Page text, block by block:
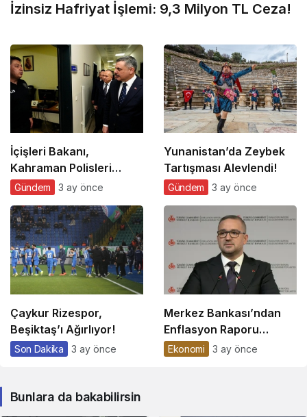
İzinsiz Hafriyat İşlemi: 9,3 Milyon TL Ceza!
İçişleri Bakanı,
Kahraman Polisleri
Ziyaret Etti
Gündem 3 ay önce
Yunanistan’da Zeybek
Tartışması Alevlendi!
Gündem 3 ay önce
Çaykur Rizespor,
Beşiktaş’ı Ağırlıyor!
Son Dakika 3 ay önce
Merkez Bankası’ndan
Enflasyon Raporu
Açıklaması
Ekonomi 3 ay önce
Bunlara da bakabilirsin